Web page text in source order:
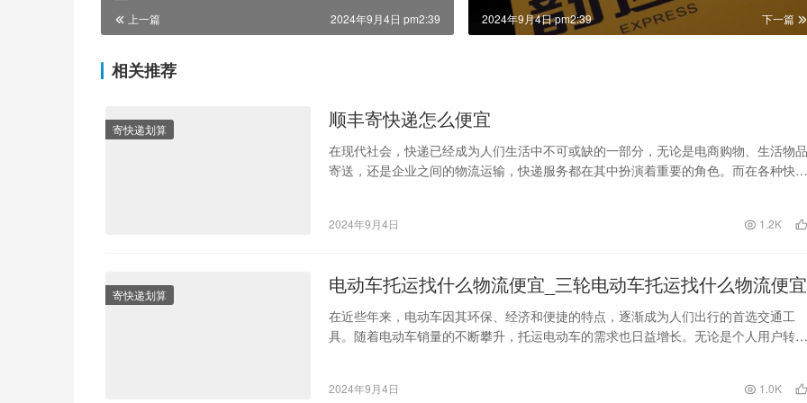
上一篇 2024年9月4日 pm2:39 下一篇
2024年9月4日 pm2:39
相关推荐
寄快递划算 顺丰寄快递怎么便宜
在现代社会，快递已经成为人们生活中不可或缺的一部分，无论是电商购物、生活物品
寄送，还是企业之间的物流运输，快递服务都在其中扮演着重要的角色。而在各种快递
2024年9月4日 1.2K
寄快递划算 电动车托运找什么物流便宜_三轮电动车托运找什么物流便宜
在近些年来，电动车因其环保、经济和便捷的特点，逐渐成为人们出行的首选交通工
具。随着电动车销量的不断攀升，托运电动车的需求也日益增长。无论是个人用户转移
2024年9月4日 1.0K